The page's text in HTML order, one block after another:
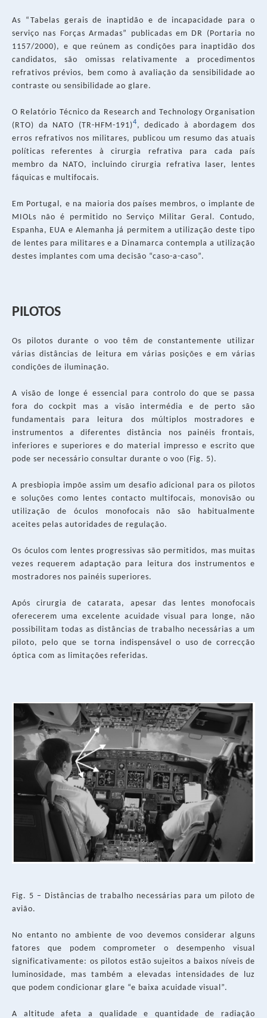
As “Tabelas gerais de inaptidão e de incapacidade para o
serviço nas Forças Armadas” publicadas em DR (Portaria no
1157/2000), e que reúnem as condições para inaptidão dos
candidatos, são omissas relativamente a procedimentos
refrativos prévios, bem como à avaliação da sensibilidade ao
contraste ou sensibilidade ao glare.
O Relatório Técnico da Research and Technology Organisation
(RTO) da NATO (TR-HFM-191)4, dedicado à abordagem dos
erros refrativos nos militares, publicou um resumo das atuais
políticas referentes à cirurgia refrativa para cada país
membro da NATO, incluindo cirurgia refrativa laser, lentes
fáquicas e multifocais.
Em Portugal, e na maioria dos países membros, o implante de
MIOLs não é permitido no Serviço Militar Geral. Contudo,
Espanha, EUA e Alemanha já permitem a utilização deste tipo
de lentes para militares e a Dinamarca contempla a utilização
destes implantes com uma decisão “caso-a-caso”.
PILOTOS
Os pilotos durante o voo têm de constantemente utilizar
várias distâncias de leitura em várias posições e em várias
condições de iluminação.
A visão de longe é essencial para controlo do que se passa
fora do cockpit mas a visão intermédia e de perto são
fundamentais para leitura dos múltiplos mostradores e
instrumentos a diferentes distância nos painéis frontais,
inferiores e superiores e do material impresso e escrito que
pode ser necessário consultar durante o voo (Fig. 5).
A presbiopia impõe assim um desafio adicional para os pilotos
e soluções como lentes contacto multifocais, monovisão ou
utilização de óculos monofocais não são habitualmente
aceites pelas autoridades de regulação.
Os óculos com lentes progressivas são permitidos, mas muitas
vezes requerem adaptação para leitura dos instrumentos e
mostradores nos painéis superiores.
Após cirurgia de catarata, apesar das lentes monofocais
oferecerem uma excelente acuidade visual para longe, não
possibilitam todas as distâncias de trabalho necessárias a um
piloto, pelo que se torna indispensável o uso de correcção
óptica com as limitações referidas.
Fig. 5 – Distâncias de trabalho necessárias para um piloto de
avião.
No entanto no ambiente de voo devemos considerar alguns
fatores que podem comprometer o desempenho visual
significativamente: os pilotos estão sujeitos a baixos níveis de
luminosidade, mas também a elevadas intensidades de luz
que podem condicionar glare “e baixa acuidade visual”.
A altitude afeta a qualidade e quantidade de radiação